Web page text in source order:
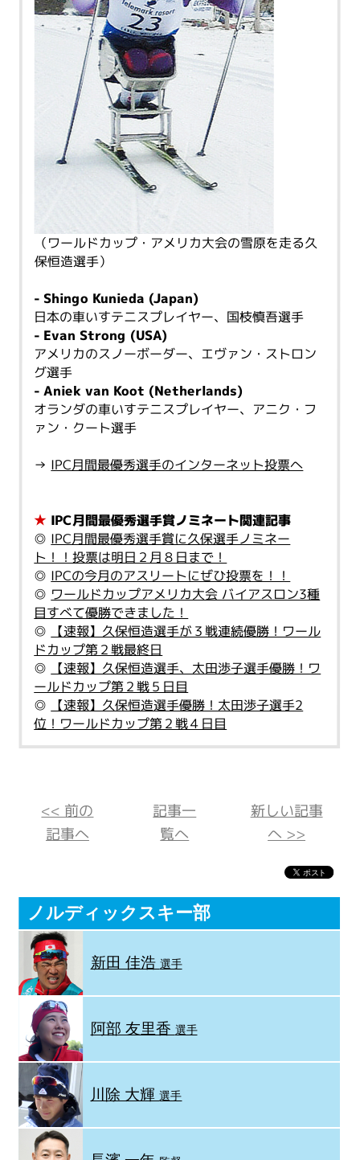
（ワールドカップ・アメリカ大会の雪原を走る久
保恒造選手）
- Shingo Kunieda (Japan)
日本の車いすテニスプレイヤー、国枝慎吾選手
- Evan Strong (USA)
アメリカのスノーボーダー、エヴァン・ストロン
グ選手
- Aniek van Koot (Netherlands)
オランダの車いすテニスプレイヤー、アニク・フ
ァン・クート選手
→ IPC月間最優秀選手のインターネット投票へ
★ IPC月間最優秀選手賞ノミネート関連記事
◎ IPC月間最優秀選手賞に久保選手ノミネー
ト！！投票は明日２月８日まで！
◎ IPCの今月のアスリートにぜひ投票を！！
◎ ワールドカップアメリカ大会 バイアスロン3種
目すべて優勝できました！
◎ 【速報】久保恒造選手が３戦連続優勝！ワール
ドカップ第２戦最終日
◎ 【速報】久保恒造選手、太田渉子選手優勝！ワ
ールドカップ第２戦５日目
◎ 【速報】久保恒造選手優勝！太田渉子選手2
位！ワールドカップ第２戦４日目
<< 前の
記事へ
記事一
覧へ
新しい記事
へ >>
ノルディックスキー部
新田 佳浩 選手
阿部 友里香 選手
川除 大輝選手